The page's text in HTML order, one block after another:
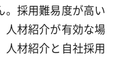
。採用難易度が高い
人材紹介が有効な場
人材紹介と自社採用